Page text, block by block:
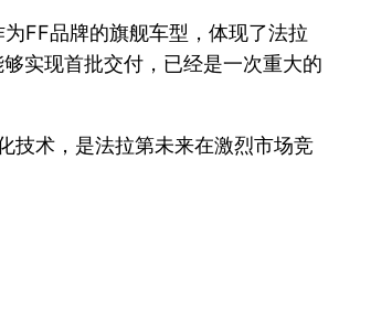
FF品牌的旗舰车型，体现了法拉
实现首批交付，已经是一次重大的
技术，是法拉第未来在激烈市场竞